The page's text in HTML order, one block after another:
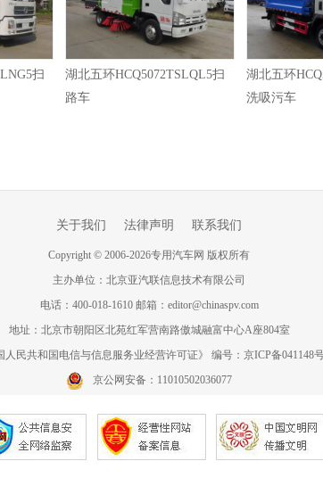
扫
湖北五环HCQ5072TSLQL5扫
路车
湖北五环
洗吸污车
关于我们 法律声明 联系我们
Copyright © 2006-2026专用汽车网 版权所有
主办单位：北京亚汽联信息技术有限公司
电话：400-018-1610 邮箱：editor@chinaspv.com
地址：北京市朝阳区北苑红军营南路傲城融富中心A座804室
人民共和国电信与信息服务业经营许可证》 编号：京ICP备041148
京公网安备：11010502036077